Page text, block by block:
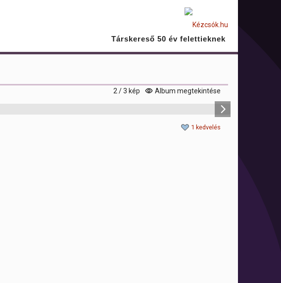
Társkereső 50 év felettieknek
2 / 3 kép Album megtekintése
1 kedvelés